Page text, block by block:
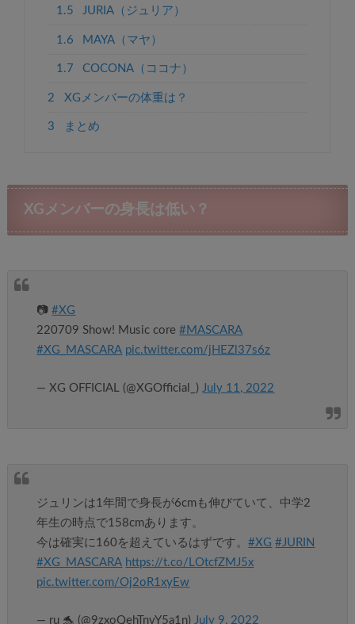
1.5 JURIA（ジュリア）
1.6 MAYA（マヤ）
1.7 COCONA（ココナ）
2 XGメンバーの体重は？
3 まとめ
XGメンバーの身長は低い？
📷#XG
220709 Show! Music core#MASCARA
#XG_MASCARA pic.twitter.com/jHEZl37s6z
— XG OFFICIAL (@XGOfficial_) July 11, 2022
ジュリンは1年間で身長が6cmも伸びていて、中学2
年生の時点で158cmあります。
今は確実に160を超えているはずです。#XG #JURIN
#XG_MASCARA https://t.co/LOtcfZMJ5x
pic.twitter.com/Oj2oR1xyEw
— ru 🐬 (@9zxoQehTnvY5a1n)July 9, 2022